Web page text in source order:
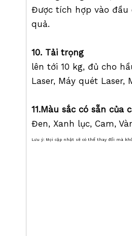
Được tích hợp vào đầu
quả.
10. Tải trọng
lên tới 10 kg, đủ cho
Laser, Máy quét Laser,
11.Màu sắc có sẵn của
Đen, Xanh lục, Cam,
Lưu ý: Mọi cập nhật sẽ có thể thay đổi mà